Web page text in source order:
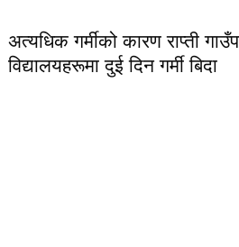
अत्यधिक गर्मीको कारण राप्ती
विद्यालयहरूमा दुई दिन गर्मी बिदा